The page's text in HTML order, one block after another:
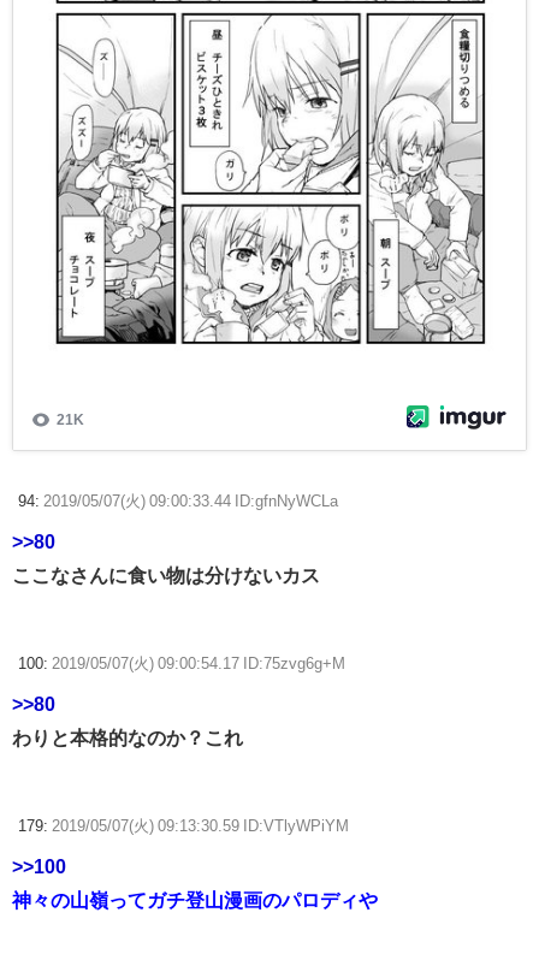
94: 2019/05/07(火) 09:00:33.44 ID:gfnNyWCLa
>>80
ここなさんに食い物は分けないカス
100: 2019/05/07(火) 09:00:54.17 ID:75zvg6g+M
>>80
わりと本格的なのか？これ
179: 2019/05/07(火) 09:13:30.59 ID:VTlyWPiYM
>>100
神々の山嶺ってガチ登山漫画のパロディや